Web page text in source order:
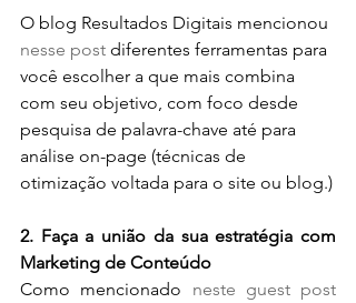
O blog Resultados Digitais mencionou
nesse post diferentes ferramentas para
você escolher a que mais combina
com seu objetivo, com foco desde
pesquisa de palavra-chave até para
análise on-page (técnicas de
otimização voltada para o site ou blog.)
2. Faça a união da sua estratégia com
Marketing de Conteúdo
Como mencionado neste guest post